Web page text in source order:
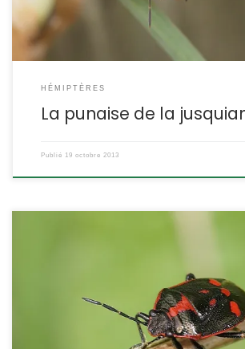
HÉMIPTÈRES
La punaise de la
Publié 19 octobre 2013
Une petite punaise très répandue. Elle se plait
mais se nourrit surtout de crucifères
oleracea POSITION SYSTÉMATIQUE : Insectes
Famille des Pentatomidae ETYMOLOGIE :
oleracea = des légumes en anglais, on
la punaise des brassicacées (chou, navet,